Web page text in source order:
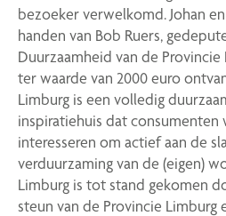
bezoeker verwelkomd. Johan
handen van Bob Ruers,
Duurzaamheid van de
ter waarde van 2000 euro
Limburg is een volledig
inspiratiehuis dat consumenten
interesseren om actief aan de
verduurzaming van de (eigen)
Limburg is tot stand gekomen
steun van de Provincie Limburg